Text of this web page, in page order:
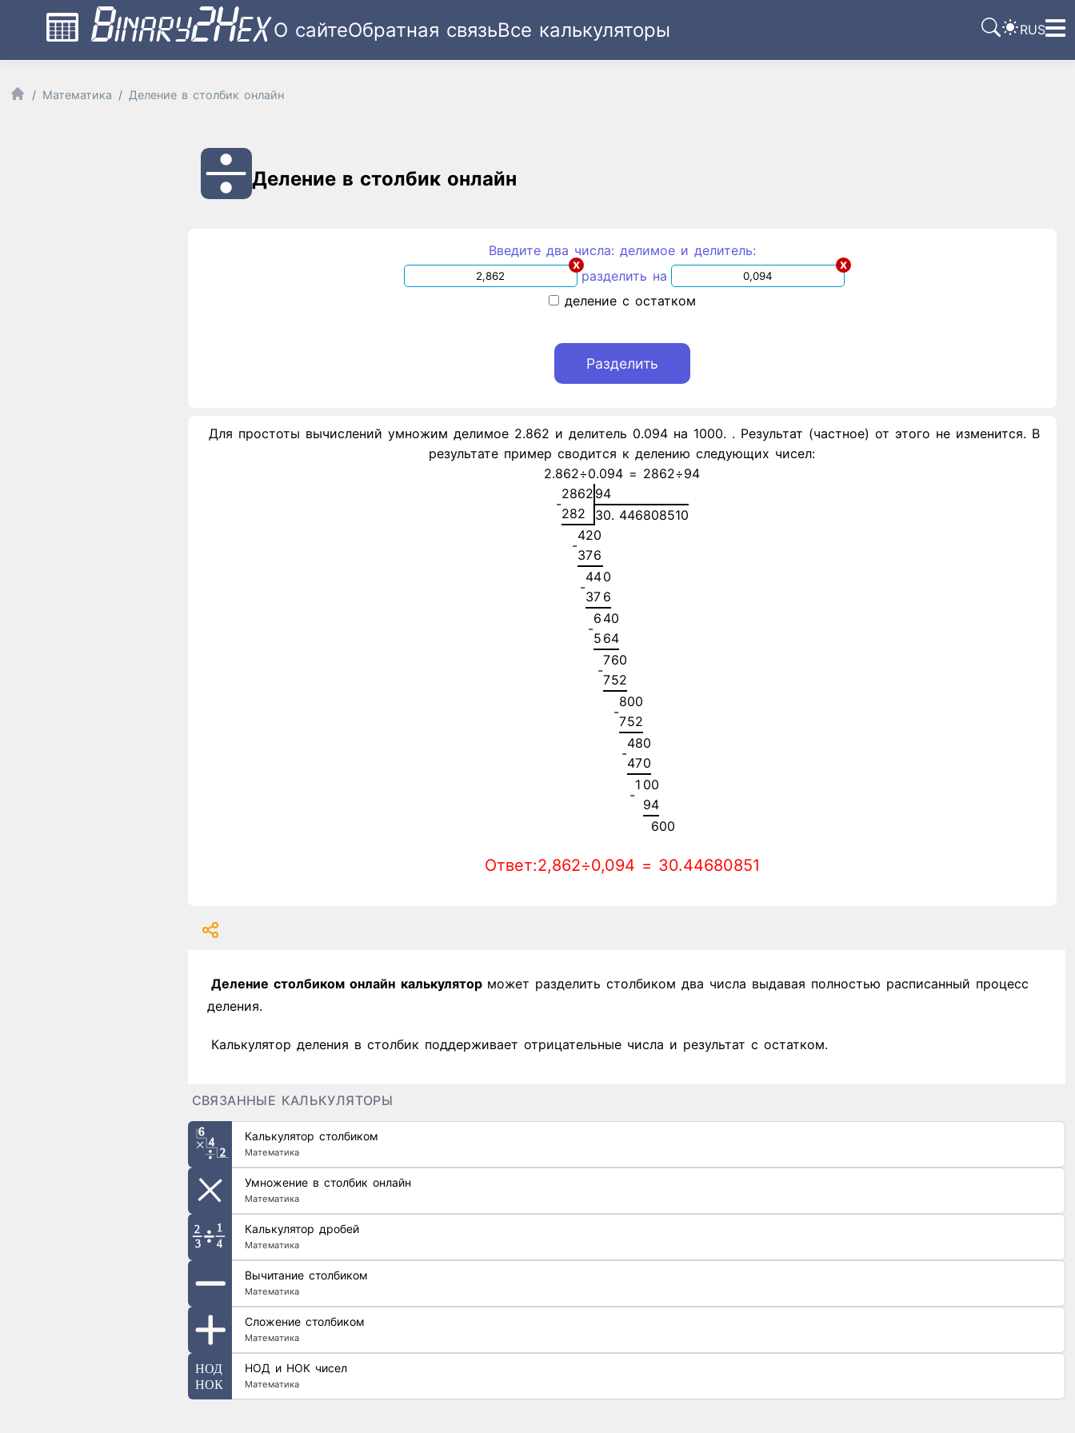
О сайтеОбратная связьВсе калькуляторы RUS
Математика Деление в столбик онлайн
Деление в столбик онлайн
Введите два числа: делимое и делитель:
x
разделить на
x
деление с остатком
Для простоты вычислений умножим делимое 2.862 и делитель 0.094 на 1000. . Результат (частное) от этого не изменится. В
результате пример сводится к делению следующих чисел:
2.862÷0.094 = 2862÷94
-
2862 94
282 30. 446808510
-
420
376
-
440
37 6
-
6 40
5 64
-
760
752
-
800
752
-
480
470
-
1 00
94
600
Ответ:2,862÷0,094 = 30.44680851
Деление столбиком онлайн калькулятор может разделить столбиком два числа выдавая полностью расписанный процесс
деления.
Калькулятор деления в столбик поддерживает отрицательные числа и результат с остатком.
СВЯЗАННЫЕ КАЛЬКУЛЯТОРЫ
Калькулятор столбиком
Математика
Умножение в столбик онлайн
Математика
Калькулятор дробей
Математика
Вычитание столбиком
Математика
Сложение столбиком
Математика
НОД и НОК чисел
Математика